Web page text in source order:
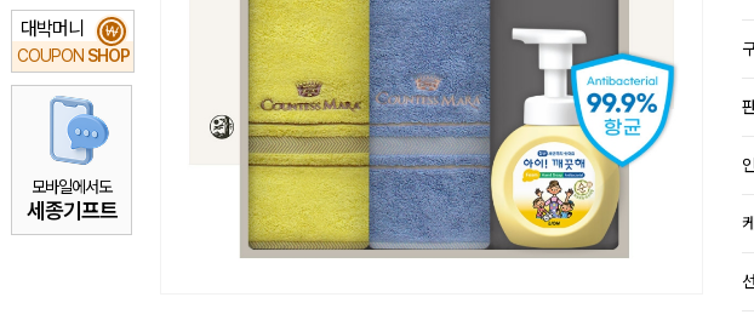
대박머니
COUPON SHOP
₩
모바일에서도
세종기프트